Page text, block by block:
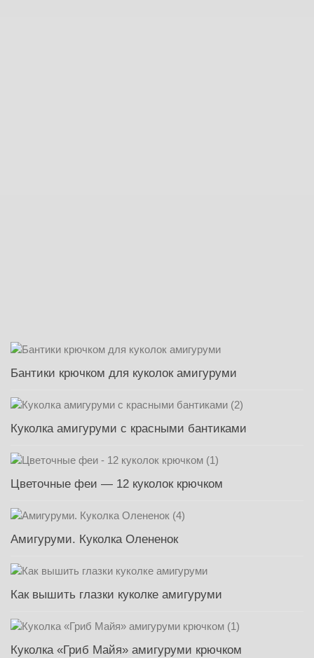
Бантики крючком для куколок амигуруми
Куколка амигуруми с красными бантиками
Цветочные феи — 12 куколок крючком
Амигуруми. Куколка Олененок
Как вышить глазки куколке амигуруми
Куколка «Гриб Майя» амигуруми крючком